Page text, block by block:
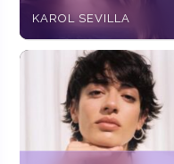
KAROL SEVILLA